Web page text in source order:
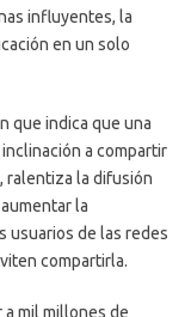
influyentes, la
en un solo
que indica que una
a compartir
ralentiza la difusión
la
usuarios de las redes
compartirla.
a mil millones de